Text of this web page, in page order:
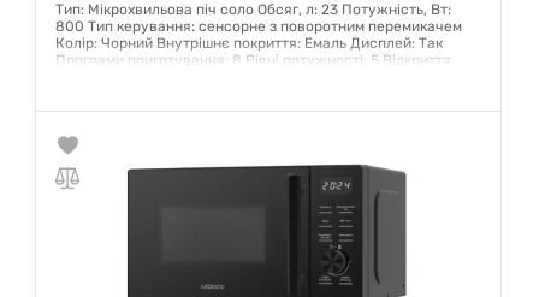
Тип: Мікрохвильова піч соло Обсяг, л: 23 Потужність, Вт:
800 Тип керування: сенсорне з поворотним перемикачем
Колір: Чорний Внутрішнє покриття: Емаль Дисплей: Так
Програми приготування: 8 Рівні потужності: 5 Відкриття
Гарантия:12 месяцев